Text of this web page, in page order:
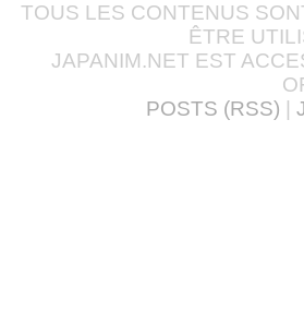
TOUS LES CONTENUS
ÊTRE
JAPANIM.NET EST
POSTS (RSS)